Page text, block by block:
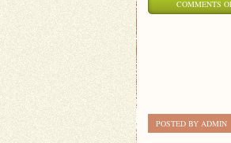
COMMENTS
POSTED BY ADMIN